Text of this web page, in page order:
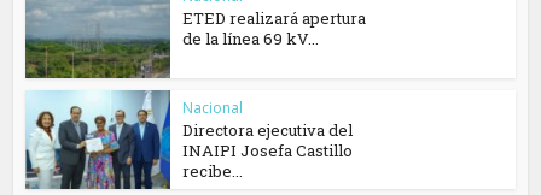
ETED realizará apertura
de la línea 69 kV...
Nacional
Directora ejecutiva del
INAIPI Josefa Castillo
recibe...